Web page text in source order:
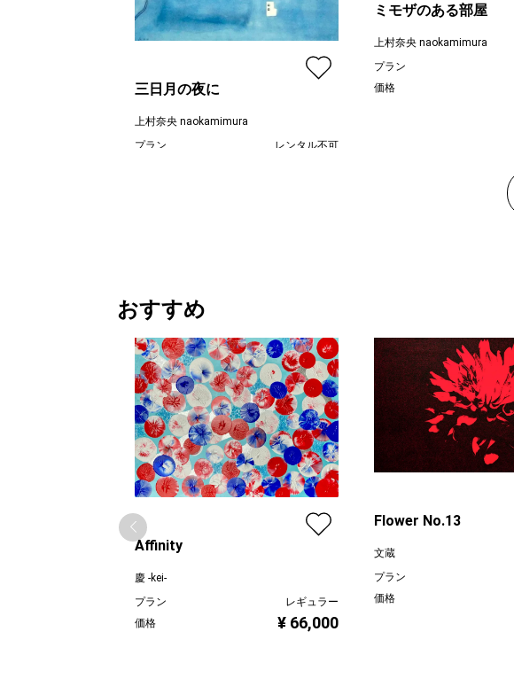
三日月の夜に
上村奈央 naokamimura
プラン
レンタル不可
ミモザのある部屋
上村奈央 naokamimura
プラン
価格
おすすめ
Affinity
慶 -kei-
プラン
レギュラー
価格
¥ 66,000
Flower No.13
文蔵
プラン
価格